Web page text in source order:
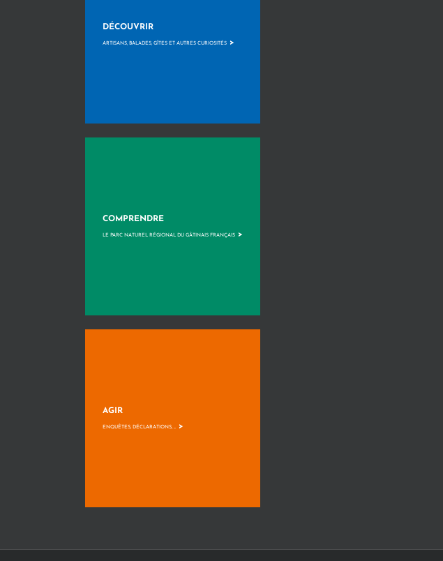
DÉCOUVRIR
ARTISANS, BALADES, GÎTES ET AUTRES CURIOSITÉS >
COMPRENDRE
LE PARC NATUREL RÉGIONAL DU GÂTINAIS FRANÇAIS >
AGIR
ENQUÊTES, DÉCLARATIONS, ... >